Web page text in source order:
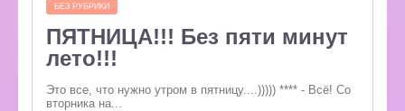
БЕЗ РУБРИКИ
ПЯТНИЦА!!! Без пяти минут
лето!!!
Это все, что нужно утром в пятницу....))))) **** - Всё! Со
вторника на...